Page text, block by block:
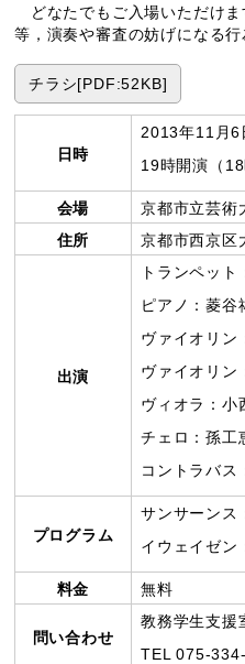
どなたでもご入場いただけま
等，演奏や審査の妨げになる
チラシ[PDF:52KB]
日時
2013年11月6
19時開演（18
会場
京都市立芸
住所
京都市西京区
出演
トランペット
ピアノ：菱谷
ヴァイオリン
ヴァイオリン
ヴィオラ：小
チェロ：孫工
コントラバス
プログラム
サンサーンス
イウェイゼン
料金 無料
問い合わせ
教務学生支援
TEL 075-